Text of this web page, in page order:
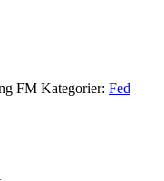
FM Kategorier: Fed